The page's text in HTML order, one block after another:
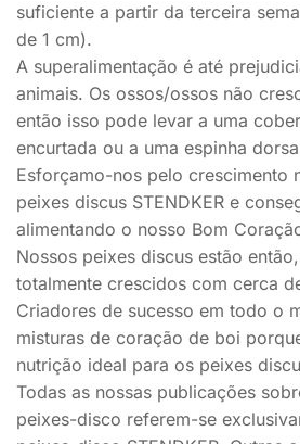
suficiente a partir da terceira
de 1 cm).
A superalimentação é até
animais. Os ossos/ossos não
então isso pode levar a uma
encurtada ou a uma espinha
Esforçamo-nos pelo crescimento
peixes discus STENDKER e
alimentando o nosso Bom
Nossos peixes discus estão
totalmente crescidos com cerca
Criadores de sucesso em todo o
misturas de coração de boi
nutrição ideal para os peixes
Todas as nossas publicações
peixes-disco referem-se